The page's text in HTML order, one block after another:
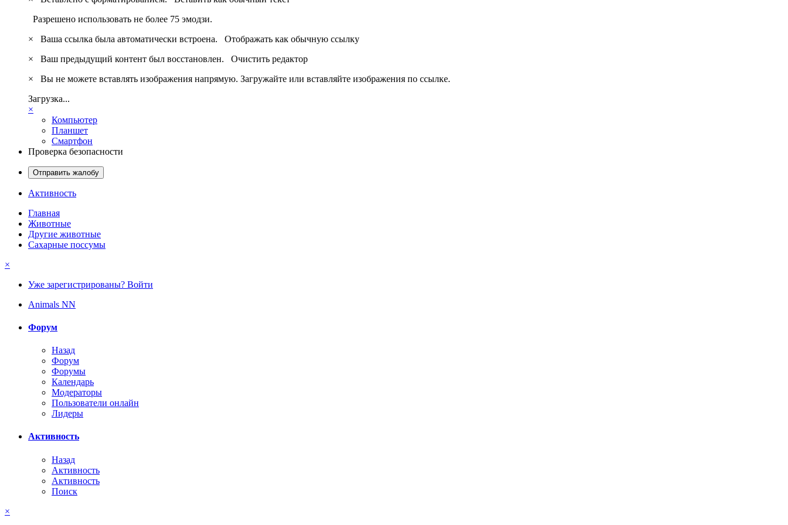
Разрешено использовать не более 75 эмодзи.
×
Ваша ссылка была автоматически встроена. Отображать как обычную ссылку
×
Ваш предыдущий контент был восстановлен. Очистить редактор
×
Вы не можете вставлять изображения напрямую. Загружайте или вставляйте изображения по ссылке.
Загрузка...
×
Компьютер
Планшет
Смартфон
Проверка безопасности
Отправить жалобу
Активность
Главная
Животные
Другие животные
Сахарные поссумы
×
Уже зарегистрированы? Войти
Animals NN
Форум
Назад
Форум
Форумы
Календарь
Модераторы
Пользователи онлайн
Лидеры
Активность
Назад
Активность
Активность
Поиск
×